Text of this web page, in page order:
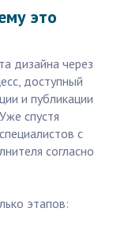
это
дизайна через
доступный
и публикации
спустя
с
согласно
этапов: